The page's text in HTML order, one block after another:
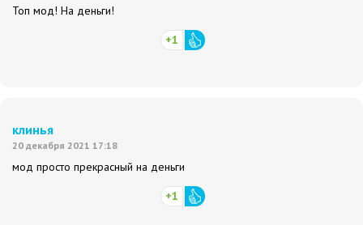
Топ мод! На деньги!
+1
клинья
20 декабря 2021 17:18
мод просто прекрасный на деньги
+1